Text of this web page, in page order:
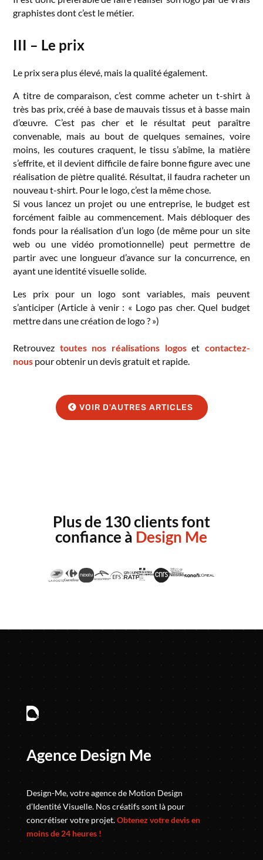
graphistes dont c’est le métier.
III – Le prix
Le prix sera plus élevé, mais la qualité également.
A titre de comparaison, c’est comme acheter un t-shirt à
très bas prix, créé à base de mauvais tissus et à basse main
d’œuvre. C’est pas cher et le résultat peut paraître
convenable, mais au bout de quelques semaines, voire
moins, les coutures craquent, le tissu s’abîme, la matière
s’effrite, et il devient difficile de faire bonne figure avec une
réalisation de piètre qualité. Résultat, il faudra racheter un
nouveau t-shirt. Pour le logo, c’est la même chose.
Si vous lancez un projet ou une entreprise, le budget est
forcément faible au commencement. Mais débloquer des
fonds pour la réalisation d’un logo (de même pour un site
web ou une vidéo promotionnelle) peut permettre de
partir avec une longueur d’avance sur la concurrence, en
ayant une identité visuelle solide.
Les prix pour un logo sont variables, mais peuvent
s’anticiper (Article à venir : « Logo pas cher. Quel budget
mettre dans une création de logo ? »)
Retrouvez toutes nos réalisations logos et contactez-
nous pour obtenir un devis gratuit et rapide.
VOIR D'AUTRES ARTICLES
Plus de 130 clients font
confiance à Design Me
Agence Design Me
Design-Me, votre agence de Motion Design
d’Identité Visuelle. Nos créatifs sont là pour
concrétiser votre projet.Obtenez votre devis en
moins de 24 heures !